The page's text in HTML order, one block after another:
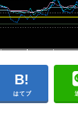
はてブ